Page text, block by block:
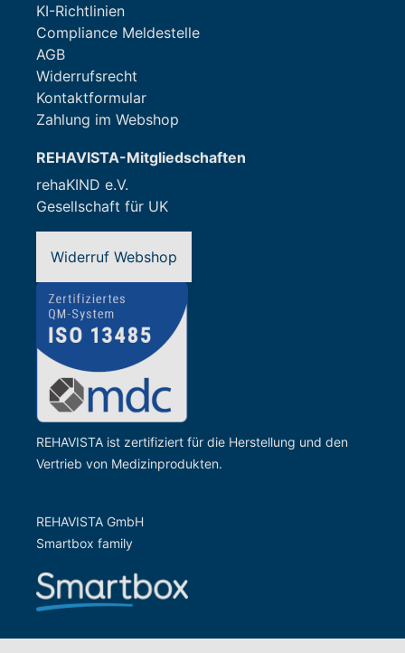
KI-Richtlinien
Compliance Meldestelle
AGB
Widerrufsrecht
Kontaktformular
Zahlung im Webshop
REHAVISTA-Mitgliedschaften
rehaKIND e.V.
Gesellschaft für UK
Widerruf Webshop
REHAVISTA ist zertifiziert für die Herstellung und den
Vertrieb von Medizinprodukten.
REHAVISTA GmbH
Smartbox family